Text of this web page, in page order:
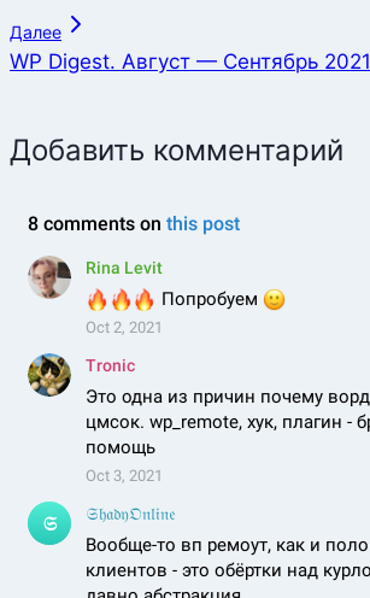
Далее
WP Digest. Август — Сентябрь 2021
Добавить комментарий